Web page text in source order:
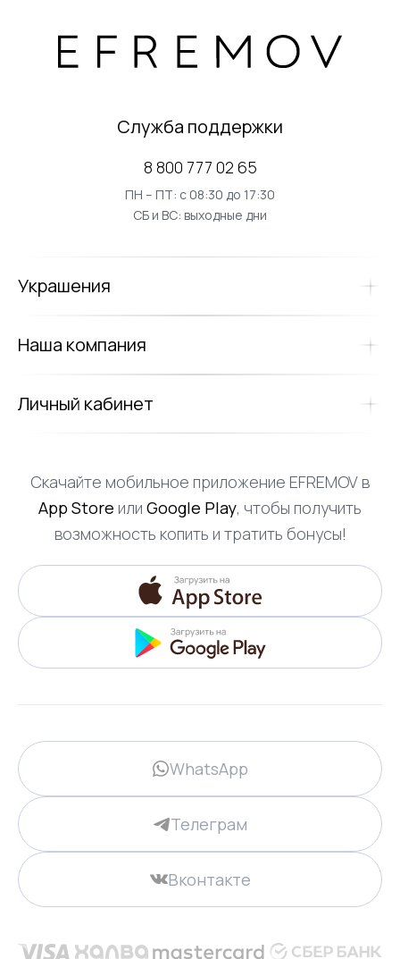
Служба поддержки
8 800 777 02 65
ПН – ПТ: с 08:30 до 17:30
СБ и ВС: выходные дни
Украшения
Наша компания
Личный кабинет
Скачайте мобильное приложение EFREMOV в
App Store или Google Play, чтобы получить
возможность копить и тратить бонусы!
WhatsApp
Телеграм
Вконтакте